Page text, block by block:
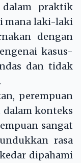
praktik
mana laki-laki
dengan
kasus-
dan tidak
perempuan
konteks
sangat
rasa
dipahami